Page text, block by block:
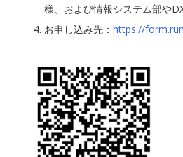
様、および情報システム部や
お申し込み先： https://